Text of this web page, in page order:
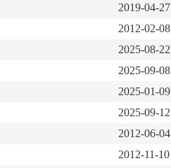
2019-04-27
2012-02-08
2025-08-22
2025-09-08
2025-01-09
2025-09-12
2012-06-04
2012-11-10